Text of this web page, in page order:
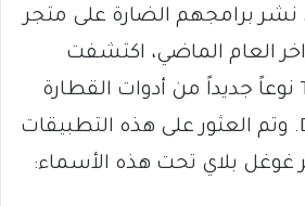
نشر برامجهم الضارة على متجر
العام الماضي، اكتشفت
شركة Trend Micro نوعاً جديداً من أدوات القطارة
باسم DawDropper. وتم العثور على هذه التطبيقات
بلاي تحت هذه الأسماء: